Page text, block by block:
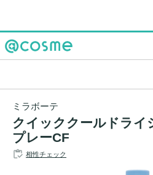
ミラボーテ
クイッククールドライ
プレーCF
相性チェック